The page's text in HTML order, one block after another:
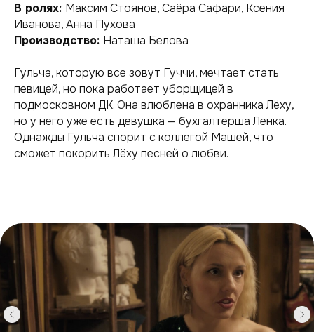
В ролях: Максим Стоянов, Саёра Сафари, Ксения
Иванова, Анна Пухова
Производство: Наташа Белова
Гульча, которую все зовут Гуччи, мечтает стать
певицей, но пока работает уборщицей в
подмосковном ДК. Она влюблена в охранника Лёху,
но у него уже есть девушка — бухгалтерша Ленка.
Однажды Гульча спорит с коллегой Машей, что
сможет покорить Лёху песней о любви.